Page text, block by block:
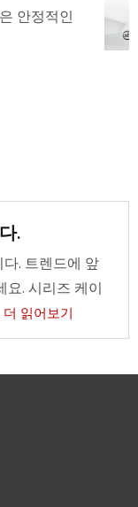
안정적인
.
. 트렌드에 앞
요. 시리즈 케이
더 읽어보기